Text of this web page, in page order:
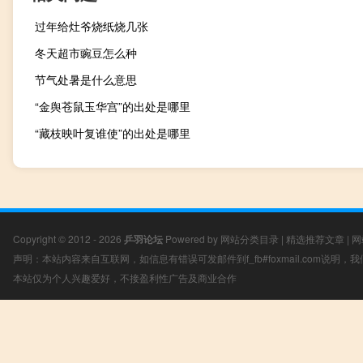
过年给灶爷烧纸烧几张
冬天超市豌豆怎么种
节气处暑是什么意思
“金舆苍鼠玉华宫”的出处是哪里
“藏枝映叶复谁使”的出处是哪里
Copyright © 2012 - 2026 乒羽论坛 Powered by 网站分类目录 | 精选推荐文章 |
声明：本站内容来自互联网，如信息有错误可发邮件到f_fb#foxmail.com说明，
本站仅为个人兴趣爱好，不接盈利性广告及商业合作